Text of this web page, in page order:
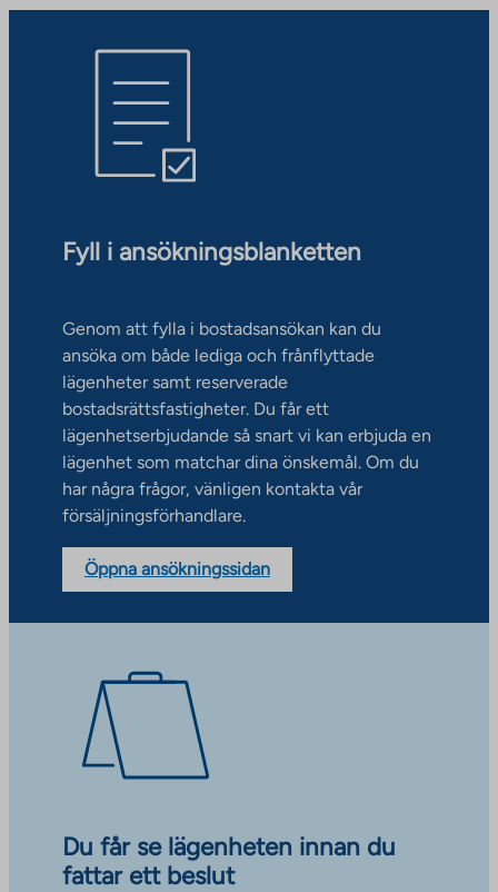
Fyll i ansökningsblanketten
Genom att fylla i bostadsansökan kan du
ansöka om både lediga och frånflyttade
lägenheter samt reserverade
bostadsrättsfastigheter. Du får ett
lägenhetserbjudande så snart vi kan erbjuda en
lägenhet som matchar dina önskemål. Om du
har några frågor, vänligen kontakta vår
försäljningsförhandlare.
Öppna ansökningssidan
Du får se lägenheten innan du
fattar ett beslut